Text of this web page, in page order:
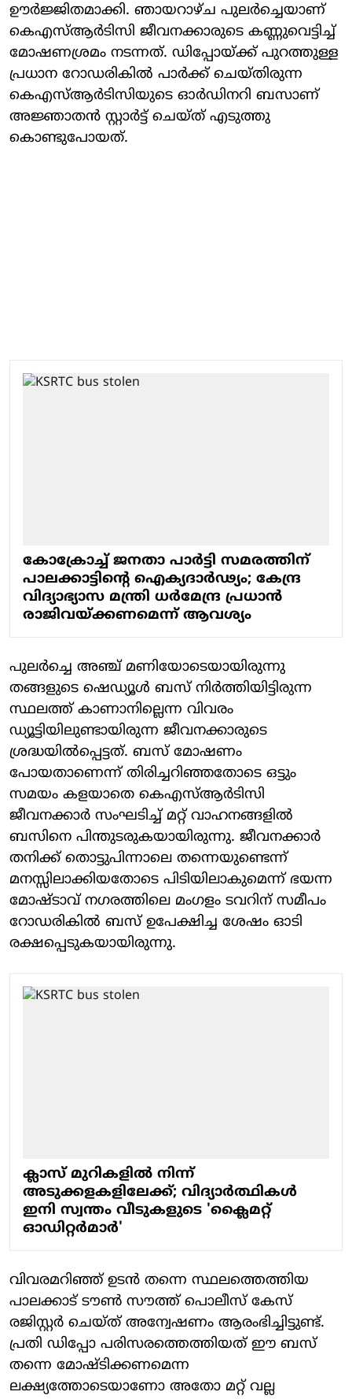
ഊർജ്ജിതമാക്കി. ഞായറാഴ്ച പുലർച്ചെയാണ്
കെഎസ്ആർടിസി ജീവനക്കാരുടെ കണ്ണുവെട്ടിച്ച്
മോഷണശ്രമം നടന്നത്. ഡിപ്പോയ്ക്ക് പുറത്തുള്ള
പ്രധാന റോഡരികിൽ പാർക്ക് ചെയ്തിരുന്ന
കെഎസ്ആർടിസിയുടെ ഓർഡിനറി ബസാണ്
അജ്ഞാതൻ സ്റ്റാർട്ട് ചെയ്ത് എടുത്തു
കൊണ്ടുപോയത്.
കോക്രോച്ച് ജനതാ പാർട്ടി സമരത്തിന്
പാലക്കാട്ടിന്റെ ഐക്യദാർഢ്യം; കേന്ദ്ര
വിദ്യാഭ്യാസ മന്ത്രി ധർമേന്ദ്ര പ്രധാൻ
രാജിവയ്ക്കണമെന്ന് ആവശ്യം
പുലർച്ചെ അഞ്ച് മണിയോടെയായിരുന്നു
തങ്ങളുടെ ഷെഡ്യൂൾ ബസ് നിർത്തിയിട്ടിരുന്ന
സ്ഥലത്ത് കാണാനില്ലെന്ന വിവരം
ഡ്യൂട്ടിയിലുണ്ടായിരുന്ന ജീവനക്കാരുടെ
ശ്രദ്ധയിൽപ്പെട്ടത്. ബസ് മോഷണം
പോയതാണെന്ന് തിരിച്ചറിഞ്ഞതോടെ ഒട്ടും
സമയം കളയാതെ കെഎസ്ആർടിസി
ജീവനക്കാർ സംഘടിച്ച് മറ്റ് വാഹനങ്ങളിൽ
ബസിനെ പിന്തുടരുകയായിരുന്നു. ജീവനക്കാർ
തനിക്ക് തൊട്ടുപിന്നാലെ തന്നെയുണ്ടെന്ന്
മനസ്സിലാക്കിയതോടെ പിടിയിലാകുമെന്ന് ഭയന്ന
മോഷ്ടാവ് നഗരത്തിലെ മംഗളം ടവറിന് സമീപം
റോഡരികിൽ ബസ് ഉപേക്ഷിച്ച ശേഷം ഓടി
രക്ഷപ്പെടുകയായിരുന്നു.
ക്ലാസ് മുറികളിൽ നിന്ന്
അടുക്കളകളിലേക്ക്; വിദ്യാർത്ഥികൾ
ഇനി സ്വന്തം വീടുകളുടെ 'ക്ലൈമറ്റ്
ഓഡിറ്റർമാർ'
വിവരമറിഞ്ഞ് ഉടൻ തന്നെ സ്ഥലത്തെത്തിയ
പാലക്കാട് ടൗൺ സൗത്ത് പൊലീസ് കേസ്
രജിസ്റ്റർ ചെയ്ത് അന്വേഷണം ആരംഭിച്ചിട്ടുണ്ട്.
പ്രതി ഡിപ്പോ പരിസരത്തെത്തിയത് ഈ ബസ്
തന്നെ മോഷ്ടിക്കണമെന്ന
ലക്ഷ്യത്തോടെയാണോ അതോ മറ്റ് വല്ല